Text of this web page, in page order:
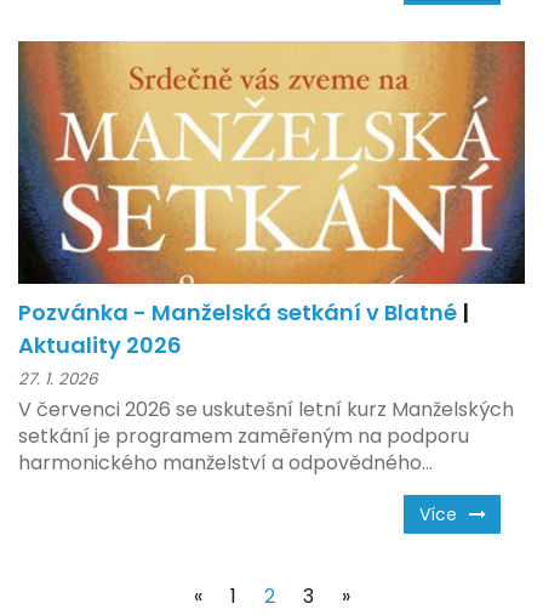
Pozvánka - Manželská setkání v Blatné |
Aktuality 2026
27. 1. 2026
V červenci 2026 se uskutešní letní kurz Manželských
setkání je programem zaměřeným na podporu
harmonického manželství a odpovědného...
Více
« 1 2(current)
3 »